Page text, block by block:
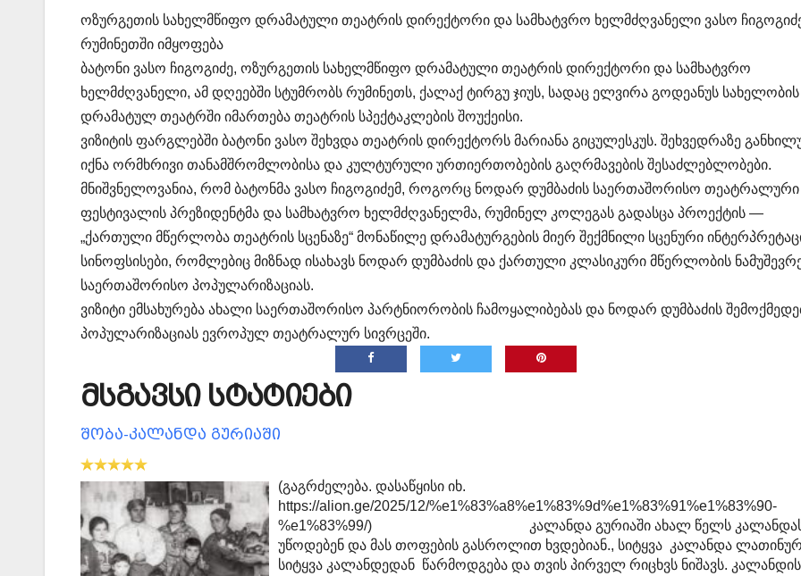
ოზურგეთის სახელმწიფო დრამატული თეატრის დირექტორი და სამხატვრო ხელმძღვანელი ვასო
რუმინეთში იმყოფება
ბატონი ვასო ჩიგოგიძე, ოზურგეთის სახელმწიფო დრამატული თეატრის დირექტორი და სამხატვრო
ხელმძღვანელი, ამ დღეებში სტუმრობს რუმინეთს, ქალაქ ტირგუ ჯიუს, სადაც ელვირა გოდეანუს სახელობის
დრამატულ თეატრში იმართება თეატრის სპექტაკლების შოუქეისი.
ვიზიტის ფარგლებში ბატონი ვასო შეხვდა თეატრის დირექტორს მარიანა გიცულესკუს. შეხვედრაზე
იქნა ორმხრივი თანამშრომლობისა და კულტურული ურთიერთობების გაღრმავების შესაძლებლობები.
მნიშვნელოვანია, რომ ბატონმა ვასო ჩიგოგიძემ, როგორც ნოდარ დუმბაძის საერთაშორისო თეატრალური
ფესტივალის პრეზიდენტმა და სამხატვრო ხელმძღვანელმა, რუმინელ კოლეგას გადასცა პროექტის —
„ქართული მწერლობა თეატრის სცენაზე“ მონაწილე დრამატურგების მიერ შექმნილი სცენური
სინოფსისები, რომლებიც მიზნად ისახავს ნოდარ დუმბაძის და ქართული კლასიკური მწერლობის
საერთაშორისო პოპულარიზაციას.
ვიზიტი ემსახურება ახალი საერთაშორისო პარტნიორობის ჩამოყალიბებას და ნოდარ დუმბაძის
პოპულარიზაციას ევროპულ თეატრალურ სივრცეში.
მსგავსი სტატიები
შობა-კალანდა გურიაში
(გაგრძელება. დასაწყისი იხ.
https://alion.ge/2025/12/%e1%83%a8%e1%83%9d%e1%83%91%e1%83%90-
%e1%83%99/) კალანდა გურიაში ახალ წელს
უწოდებენ და მას თოფების გასროლით ხვდებიან., სიტყვა კალანდა
სიტყვა კალანდედან წარმოდგება და თვის პირველ რიცხვს ნიშავს. კალანდის